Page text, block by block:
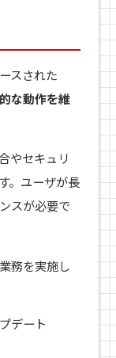
スされた
な動作を維
やセキュリ
。ユーザが長
スが必要で
務を実施し
デート